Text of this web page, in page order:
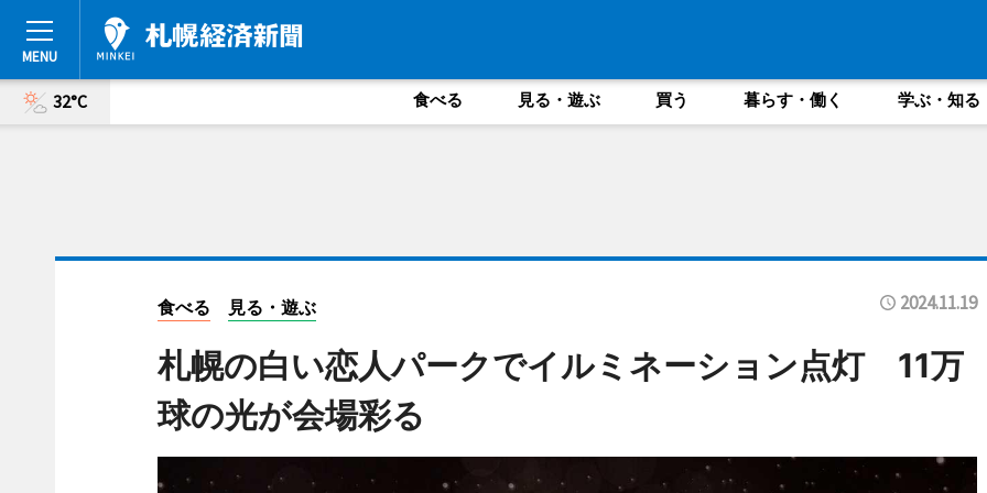
32°C 食べる 見る・遊ぶ 買う 暮らす・働く 学ぶ・知る
食べる 見る・遊ぶ 2024.11.19
札幌の白い恋人パークでイルミネーション点灯 11万
球の光が会場彩る